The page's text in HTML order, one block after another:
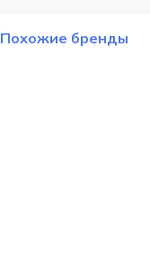
Похожие бренды